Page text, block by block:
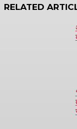
RELATED